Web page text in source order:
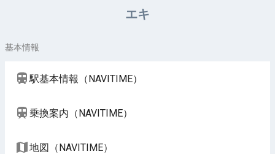
エキ
基本情報
駅基本情報（NAVITIME）
乗換案内（NAVITIME）
地図（NAVITIME）